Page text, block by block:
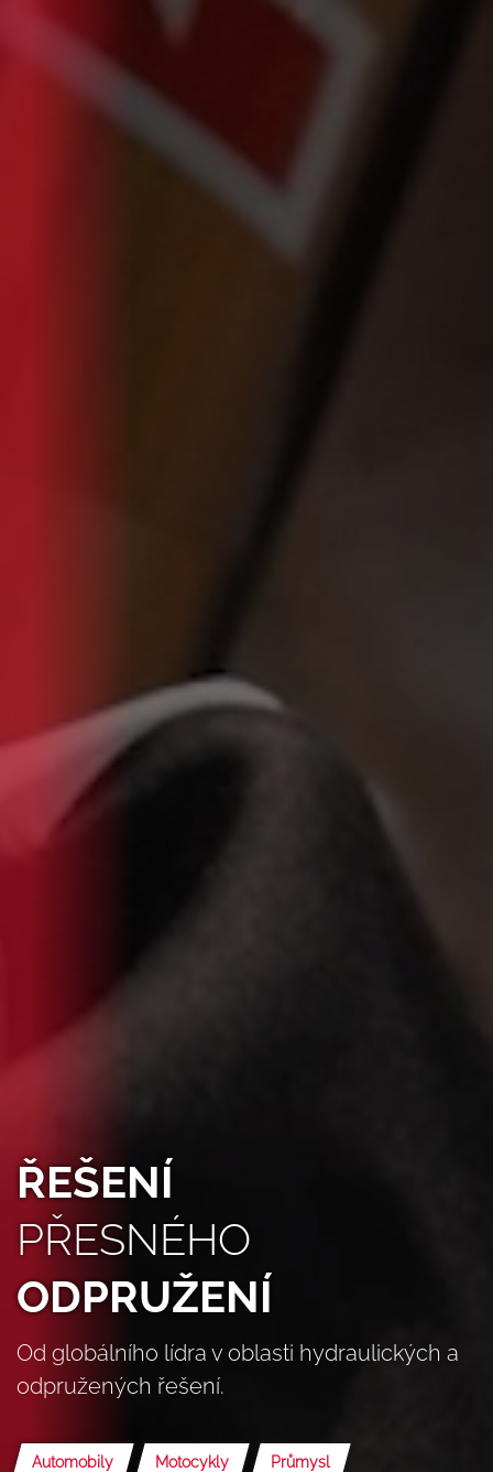
ŘEŠENÍ
PŘESNÉHO
ODPRUŽENÍ
Od globálního lídra v oblasti hydraulických a
odpružených řešení.
Automobily Motocykly Průmysl